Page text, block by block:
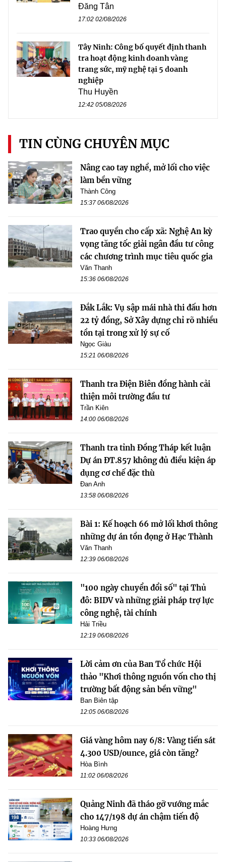
Đăng Tân
17:02 02/08/2026
Tây Ninh: Công bố quyết định thanh
tra hoạt động kinh doanh vàng
trang sức, mỹ nghệ tại 5 doanh
nghiệp
Thu Huyền
12:42 05/08/2026
TIN CÙNG CHUYÊN MỤC
Nâng cao tay nghề, mở lối cho việc
làm bền vững
Thành Công
15:37 06/08/2026
Trao quyền cho cấp xã: Nghệ An kỳ
vọng tăng tốc giải ngân đầu tư công
các chương trình mục tiêu quốc gia
Văn Thanh
15:36 06/08/2026
Đắk Lắk: Vụ sập mái nhà thi đấu hơn
22 tỷ đồng, Sở Xây dựng chỉ rõ nhiều
tồn tại trong xử lý sự cố
Ngọc Giàu
15:21 06/08/2026
Thanh tra Điện Biên đồng hành cải
thiện môi trường đầu tư
Trần Kiên
14:00 06/08/2026
Thanh tra tỉnh Đồng Tháp kết luận
Dự án ĐT.857 không đủ điều kiện áp
dụng cơ chế đặc thù
Đan Anh
13:58 06/08/2026
Bài 1: Kế hoạch 66 mở lối khơi thông
những dự án tồn đọng ở Hạc Thành
Văn Thanh
12:39 06/08/2026
"100 ngày chuyển đổi số" tại Thủ
đô: BIDV và những giải pháp trợ lực
công nghệ, tài chính
Hải Triều
12:19 06/08/2026
Lời cảm ơn của Ban Tổ chức Hội
thảo "Khơi thông nguồn vốn cho thị
trường bất động sản bền vững"
Ban Biên tập
12:05 06/08/2026
Giá vàng hôm nay 6/8: Vàng tiến sát
4.300 USD/ounce, giá còn tăng?
Hòa Bình
11:02 06/08/2026
Quảng Ninh đã tháo gỡ vướng mắc
cho 147/198 dự án chậm tiến độ
Hoàng Hưng
10:33 06/08/2026